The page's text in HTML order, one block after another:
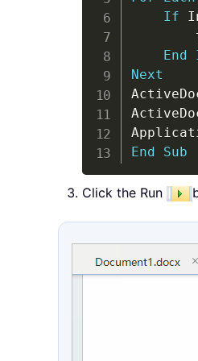
If
End
Next
End
Sub
Click the Run